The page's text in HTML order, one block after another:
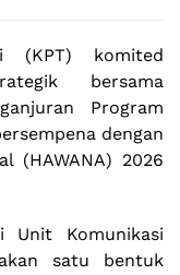
(KPT) komited
bersama
Program
dengan
(HAWANA) 2026
Unit Komunikasi
satu bentuk